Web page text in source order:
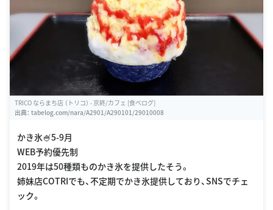
TRICO ならまち店 （トリコ） - 京終/カフェ [食べログ]
出典： tabelog.com/nara/A2901/A290101/29010008
かき氷🍧5-9月
WEB予約優先制
2019年は50種類ものかき氷を提供したそう。
姉妹店COTRIでも、不定期でかき氷提供しており、SNSでチェ
ック。